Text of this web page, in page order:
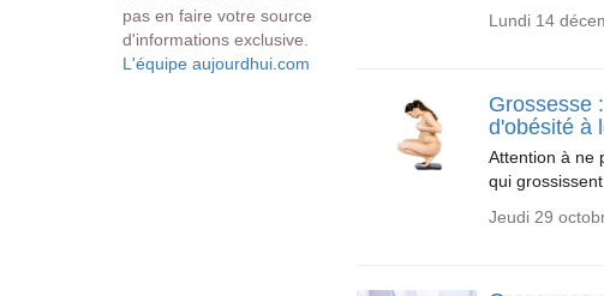
pas en faire votre source
d'informations exclusive.
L'équipe aujourdhui.com
Lundi 14
Grossesse
d'obésité à
Attention à ne
qui
Jeudi 29